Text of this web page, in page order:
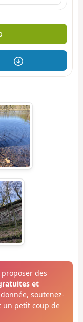
des
et
soutenez-
un petit coup de